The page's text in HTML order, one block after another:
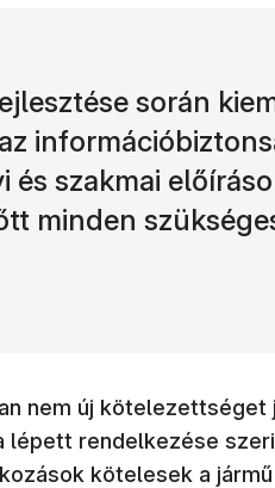
során
és szakmai
minden
nem új
lépett rendelkezése
kötelesek a